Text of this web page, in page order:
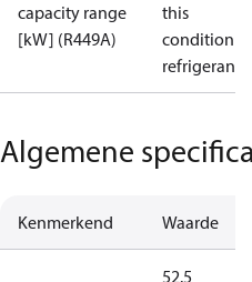
capacity range
[kW] (R449A)
this
condition /
refrigerant
Algemene
Kenmerkend Waarde
52.5